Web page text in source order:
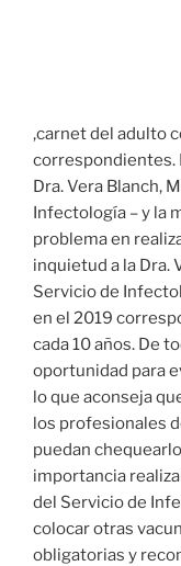
,carnet del adulto
correspondientes.
Dra. Vera Blanch,
Infectología – y la
problema en
inquietud a la Dra.
Servicio de
en el 2019
cada 10 años. De
oportunidad para
lo que aconseja
los profesionales
puedan
importancia
del Servicio de
colocar otras
obligatorias y